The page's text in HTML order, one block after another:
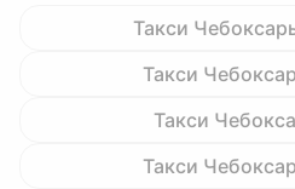
Такси
Такси
Такси
Такси